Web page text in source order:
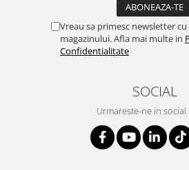
CREATURES OF CURIOSITY
RENAISSANCE RED
FLOWER FESTIVAL RED
Vreau sa primesc newsletter
magazinului. Afla mai multe in
Confidentialitate
SOCIAL
Urmareste-ne in social